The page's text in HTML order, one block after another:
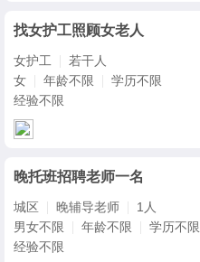
找女护工照顾女老人
女护工
若干人
女
年龄不限
学历不限
经验不限
晚托班招聘老师一名
城区 晚辅导老师
1人
男女不限
年龄不限
学历不限
经验不限